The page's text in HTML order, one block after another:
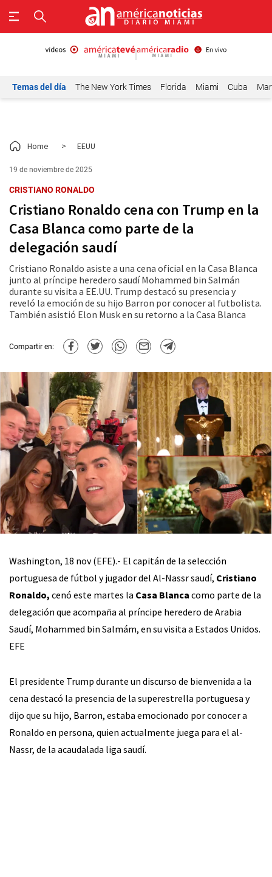
Temas del día The New York Times Florida Miami Cuba
Home > EEUU
19 de noviembre de 2025
CRISTIANO RONALDO
Cristiano Ronaldo cena con Trump en la
Casa Blanca como parte de la
delegación saudí
Cristiano Ronaldo asiste a una cena oficial en la Casa Blanca
junto al príncipe heredero saudí Mohammed bin Salmán
durante su visita a EE.UU. Trump destacó su presencia y
reveló la emoción de su hijo Barron por conocer al futbolista.
También asistió Elon Musk en su retorno a la Casa Blanca
Compartir en:
Washington, 18 nov (EFE).- El capitán de la selección
portuguesa de fútbol y jugador del Al-Nassr saudí, Cristiano
Ronaldo, cenó este martes la Casa Blanca como parte de la
delegación que acompaña al príncipe heredero de Arabia
Saudí, Mohammed bin Salmám, en su visita a Estados Unidos.
EFE
El presidente Trump durante un discurso de bienvenida a la
cena destacó la presencia de la superestrella portuguesa y
dijo que su hijo, Barron, estaba emocionado por conocer a
Ronaldo en persona, quien actualmente juega para el al-
Nassr, de la acaudalada liga saudí.